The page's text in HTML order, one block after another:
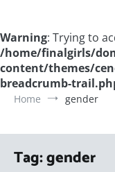
Warning: Trying to
/home/finalgirls/
content/themes/
breadcrumb-
Home gender
Tag:gender